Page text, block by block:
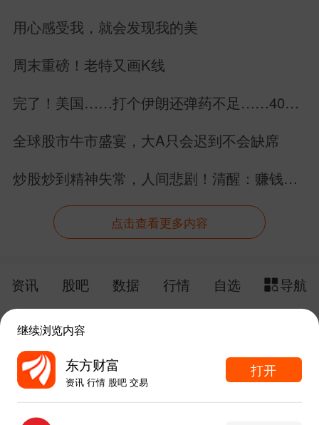
标普全球分析师说，得益于电动汽车普及
需求弹性现已大幅增强。“疫情期间燃油消
费的下降是由于出行受限，现在的不同之
处在于，需求正在自发地下降。”
这些外国机构分析师分析得头头是道，还
不如中国国家能源局的2025年数据更有说
服力。这些数据充分证明了中国绿电、能
可再生能源装机占比超六成，其中风电、
太阳能发电新增装机超4.3亿千瓦，累计装
机占比接近一半，历史性超过火电。2025
年，全国可再生能源发电新增装机4.52亿
千瓦，同比增长21%，占全国电力新增装
用心感受我，就会发现我的美
周末重磅！老特又画K线
完了！美国……打个伊朗还弹药不足……40万
亿美元美债拿什么还？
全球股市牛市盛宴，大A只会迟到不会缺席
炒股炒到精神失常，人间悲剧！清醒：赚钱永
点击查看更多内容
资讯
触屏版
电脑版
东方财富APP内打开
继续浏览内容
东方财富
资讯 行情 股吧 交易
打开